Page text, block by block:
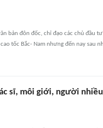
bản đôn đốc, chỉ đạo các chủ đầu
tốc Bắc- Nam nhưng đến nay sau
sĩ, môi giới, người